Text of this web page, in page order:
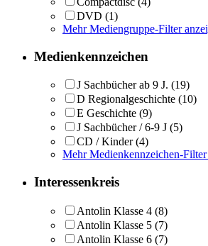
DVD (1)
Mehr Mediengruppe-Filter
Medienkennzeichen
J Sachbücher ab 9 J. (19)
D Regionalgeschichte (10)
E Geschichte (9)
J Sachbücher / 6-9 J (5)
CD / Kinder (4)
Mehr Medienkennzeichen-Filter
Interessenkreis
Antolin Klasse 4 (8)
Antolin Klasse 5 (7)
Antolin Klasse 6 (7)